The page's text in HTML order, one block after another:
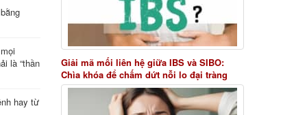
là “thần
hay từ
Giải mã mối liên hệ giữa IBS và SIBO:
Chìa khóa để chấm dứt nỗi lo đại tràng